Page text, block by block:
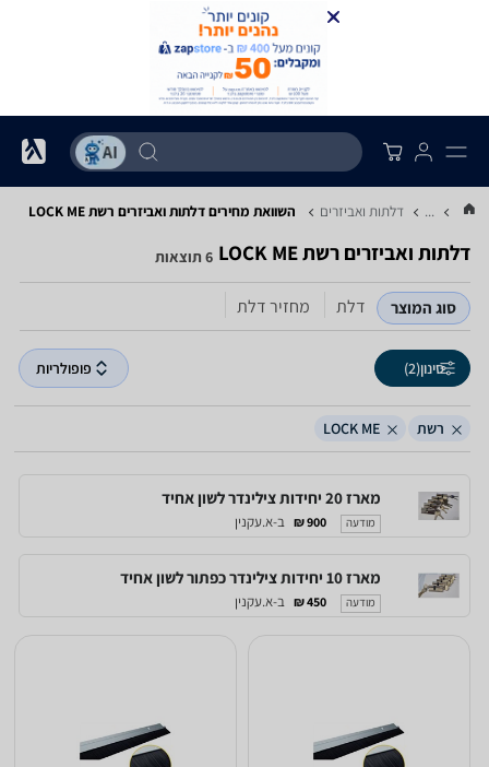
... דלתות ואביזרים השוואת מחירים דלתות ואביזרים ‏רשת ‏LOCK ME
דלתות ואביזרים ‏רשת ‏LOCK ME 6 תוצאות
סוג המוצר דלת מחזיר דלת
סינון(2) פופולריות
רשת LOCK ME
מארז 20 יחידות צילינדר לשון אחיד
מודעה 900 ₪ ב-א.עקנין
מארז 10 יחידות צילינדר כפתור לשון אחיד
מודעה 450 ₪ ב-א.עקנין